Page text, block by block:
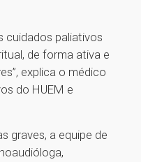
cuidados paliativos
de forma ativa e
explica o médico
do HUEM e
graves, a equipe de